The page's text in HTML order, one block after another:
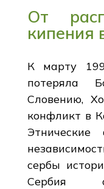
От
кипения
К марту
потеряла
Словению,
конфликт в
сербы
Сербия